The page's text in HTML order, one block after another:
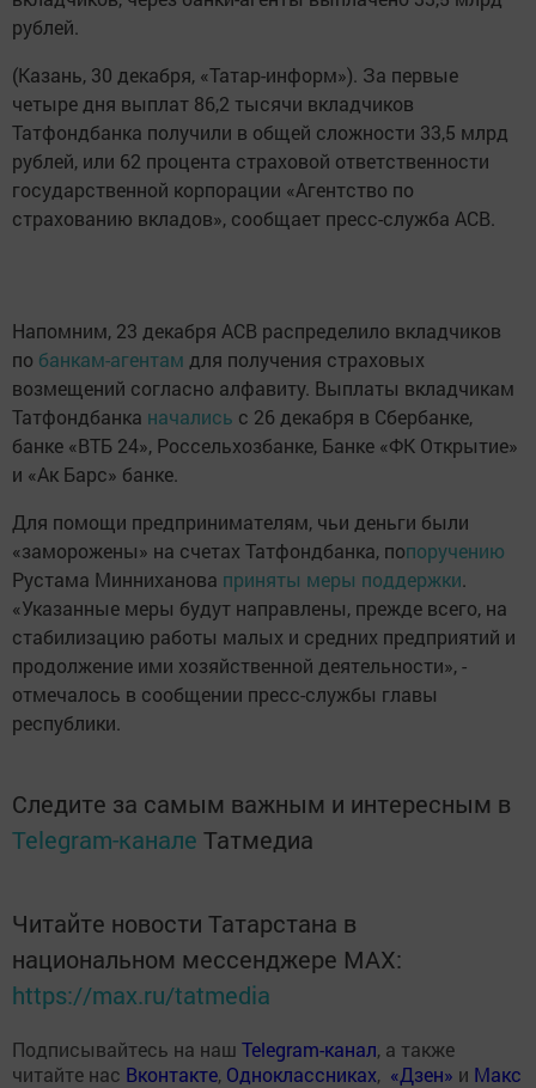
рублей.
(Казань, 30 декабря, «Татар-информ»). За первые
четыре дня выплат 86,2 тысячи вкладчиков
Татфондбанка получили в общей сложности 33,5 млрд
рублей, или 62 процента страховой ответственности
государственной корпорации «Агентство по
страхованию вкладов», сообщает пресс-служба АСВ.
Напомним, 23 декабря АСВ распределило вкладчиков
по банкам-агентам для получения страховых
возмещений согласно алфавиту. Выплаты вкладчикам
Татфондбанка начались с 26 декабря в Сбербанке,
банке «ВТБ 24», Россельхозбанке, Банке «ФК Открытие»
и «Ак Барс» банке.
Для помощи предпринимателям, чьи деньги были
«заморожены» на счетах Татфондбанка, попоручению
Рустама Минниханова приняты меры поддержки.
«Указанные меры будут направлены, прежде всего, на
стабилизацию работы малых и средних предприятий и
продолжение ими хозяйственной деятельности», -
отмечалось в сообщении пресс-службы главы
республики.
Следите за самым важным и интересным в
Telegram-канале Татмедиа
Читайте новости Татарстана в
национальном мессенджере MАХ:
https://max.ru/tatmedia
Подписывайтесь на наш Telegram-канал, а также
читайте нас Вконтакте, Одноклассниках, «Дзен» и Макс